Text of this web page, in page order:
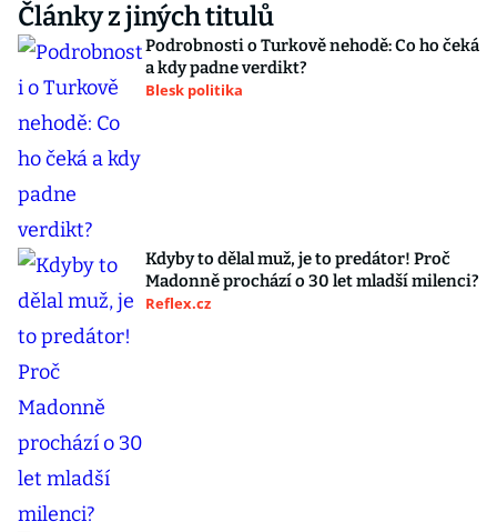
Články z jiných titulů
Podrobnosti o Turkově nehodě: Co ho čeká
a kdy padne verdikt?
Blesk politika
Kdyby to dělal muž, je to predátor! Proč
Madonně prochází o 30 let mladší milenci?
Reflex.cz